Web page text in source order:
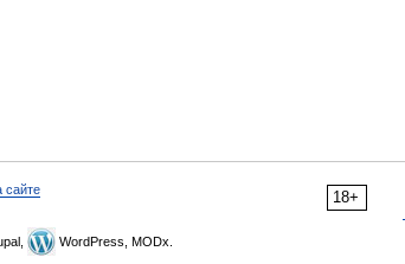
18+
сайте
WordPress, MODx.